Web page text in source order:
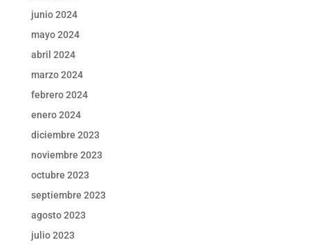
junio 2024
mayo 2024
abril 2024
marzo 2024
febrero 2024
enero 2024
diciembre 2023
noviembre 2023
octubre 2023
septiembre 2023
agosto 2023
julio 2023